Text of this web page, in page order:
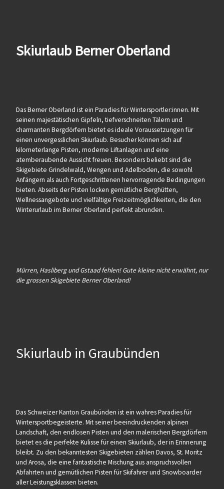
Skiurlaub Berner Oberland
Das Berner Oberland ist ein Paradies für Wintersportler:innen. Mit
seinen majestätischen Gipfeln, tiefverschneiten Tälern und
charmanten Bergdörfern bietet es ideale Voraussetzungen für
einen unvergesslichen Skiurlaub. Besucher können sich auf
kilometerlange Pisten, moderne Liftanlagen und eine
atemberaubende Aussicht freuen. Besonders beliebt sind die
Skigebiete Grindelwald, Wengen und Adelboden, die sowohl
Anfängern als auch Fortgeschrittenen hervorragende Bedingungen
bieten. Abseits der Pisten locken gemütliche Berghütten,
Wellnessangebote und vielfältige Freizeitmöglichkeiten, die den
Winterurlaub im Berner Oberland perfekt abrunden.
Mürren, Hasliberg und Gstaad fehlen! Gute kleine nicht erwähnt, nur
die grossen Skigebiete Berner Oberland!
Skiurlaub in Graubünden
Das Schweizer Kanton Graubünden ist ein wahres Paradies für
Wintersportbegeisterte. Mit seiner beeindruckenden alpinen
Landschaft, den endlosen Pisten und den malerischen Bergdörfern
bietet es die perfekte Kulisse für einen Skiurlaub, der in Erinnerung
bleibt. Zu den bekanntesten Skigebieten zählen Davos, St. Moritz
und Arosa, die eine fantastische Mischung aus anspruchsvollen
Abfahrten und gemütlichen Pisten für Skifahrer und Snowboarder
aller Leistungsklassen bieten.